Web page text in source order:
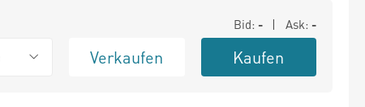
Bid: - | Ask: -
Verkaufen Kaufen